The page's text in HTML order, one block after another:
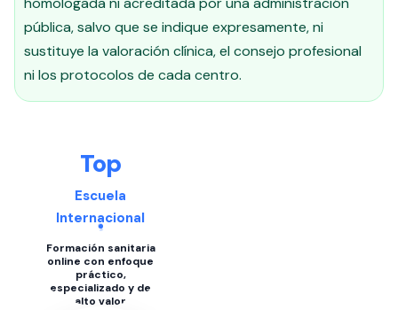
pública, salvo que se indique expresamente, ni
sustituye la valoración clínica, el consejo profesional
ni los protocolos de cada centro.
Top
Escuela
Internacional
Formación sanitaria
online con enfoque
práctico,
especializado y de
alto valor